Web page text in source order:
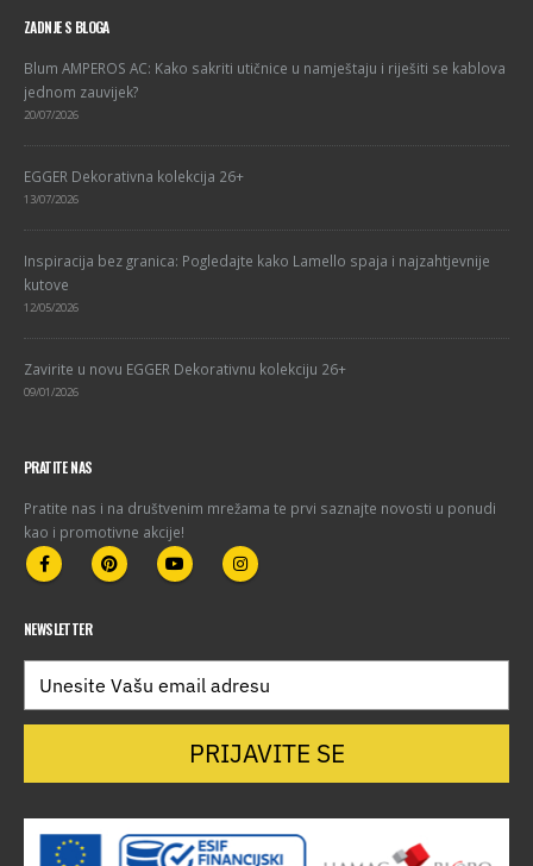
ZADNJE S BLOGA
Blum AMPEROS AC: Kako sakriti utičnice u namještaju i riješiti se kablova
jednom zauvijek?
20/07/2026
EGGER Dekorativna kolekcija 26+
13/07/2026
Inspiracija bez granica: Pogledajte kako Lamello spaja i najzahtjevnije
kutove
12/05/2026
Zavirite u novu EGGER Dekorativnu kolekciju 26+
09/01/2026
PRATITE NAS
Pratite nas i na društvenim mrežama te prvi saznajte novosti u ponudi
kao i promotivne akcije!
NEWSLETTER
PRIJAVITE SE